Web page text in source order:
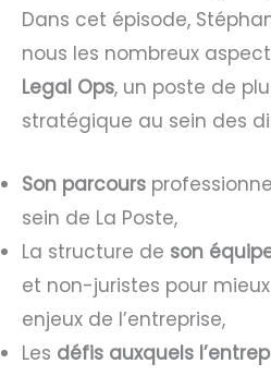
Dans cet épisode,
nous les nombreux
Legal Ops, un poste de
stratégique au sein des
Son parcours
sein de La Poste,
La structure de son
et non-juristes pour
enjeux de l’entreprise,
Les défis auxquels